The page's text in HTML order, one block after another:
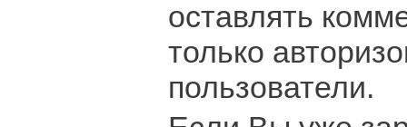
оставлять
только
пользователи.